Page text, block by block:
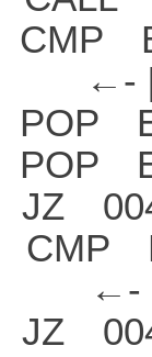
CMP
←-
POP
POP
JZ
CMP
←-
JZ